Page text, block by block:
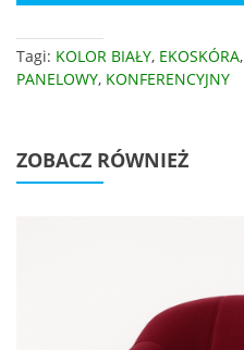
Tagi: KOLOR BIAŁY, EKOSKÓRA,
PANELOWY, KONFERENCYJNY
ZOBACZ RÓWNIEŻ